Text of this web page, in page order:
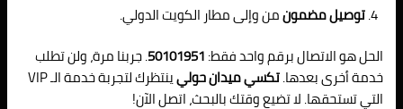
توصيل مضمونمن وإلى مطار الكويت الدولي.
الحل هو الاتصال برقم واحد فقط:50101951. جربنا مرة، ولن تطلب
خدمة أخرى بعدها.تكسي ميدان حولي
ينتظرك لتجربة خدمة الـ VIP
التي تستحقها. لا تضيع وقتك بالبحث، اتصل الآن!